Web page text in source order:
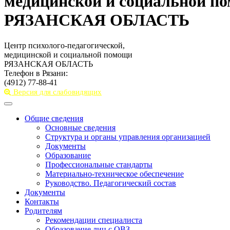
РЯЗАНСКАЯ ОБЛАСТЬ
Центр психолого-педагогической,
медицинской и социальной помощи
РЯЗАНСКАЯ ОБЛАСТЬ
Телефон в Рязани:
(4912) 77-88-41
Версия для слабовидящих
Toggle
navigationОбщие сведения
Основные сведения
Структура и органы управления организацией
Документы
Образование
Профессиональные стандарты
Материально-техническое обеспечение
Руководство. Педагогический состав
Документы
Контакты
Родителям
Рекомендации специалиста